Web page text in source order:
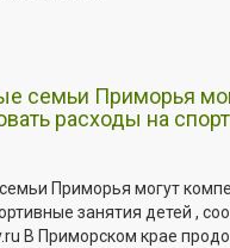
семьи Приморья
расходы на
Приморья могут
занятия детей ,
В Приморском крае